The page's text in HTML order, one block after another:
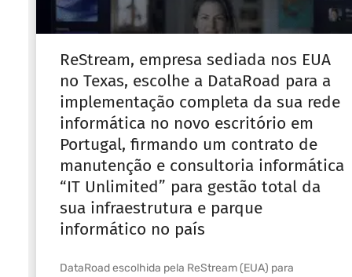
ReStream, empresa sediada nos EUA
no Texas, escolhe a DataRoad para a
implementação completa da sua rede
informática no novo escritório em
Portugal, firmando um contrato de
manutenção e consultoria informática
“IT Unlimited” para gestão total da
sua infraestrutura e parque
informático no país
DataRoad escolhida pela ReStream (EUA) para